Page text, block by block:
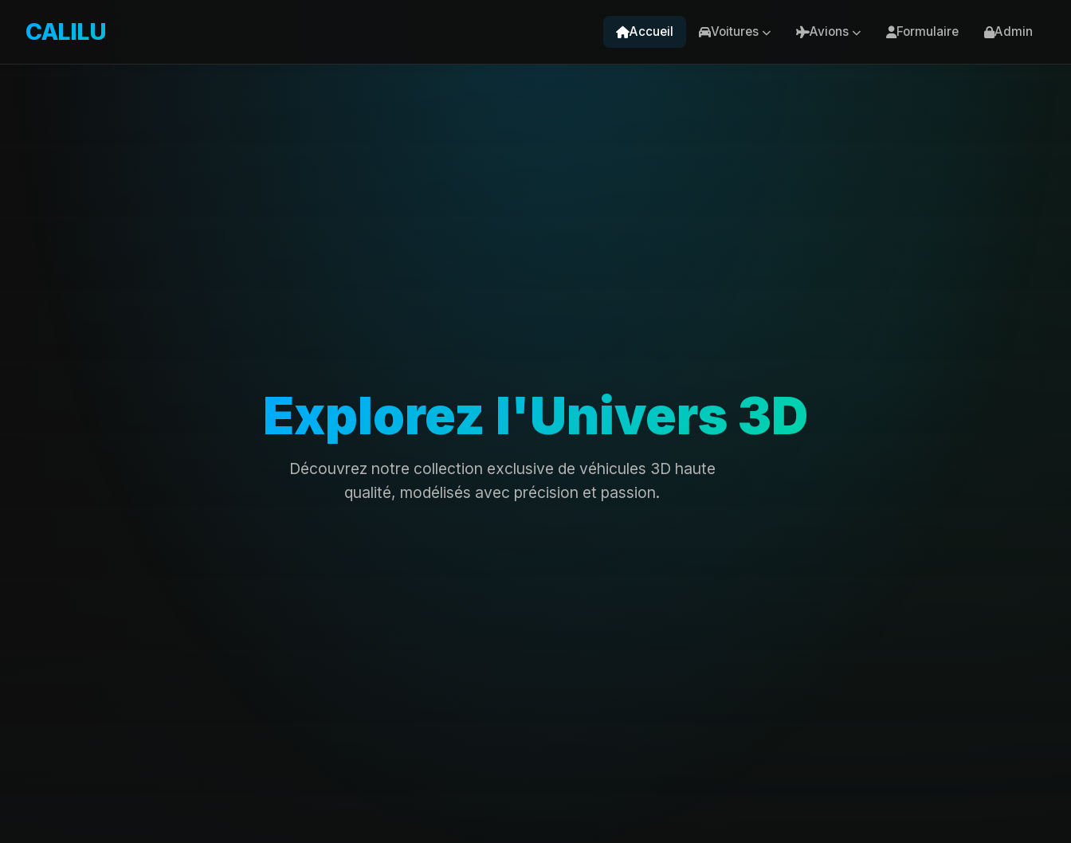
CALILU Accueil Voitures Avions Formulaire Admin
Explorez l'Univers 3D
Découvrez notre collection exclusive de véhicules 3D haute
qualité, modélisés avec précision et passion.